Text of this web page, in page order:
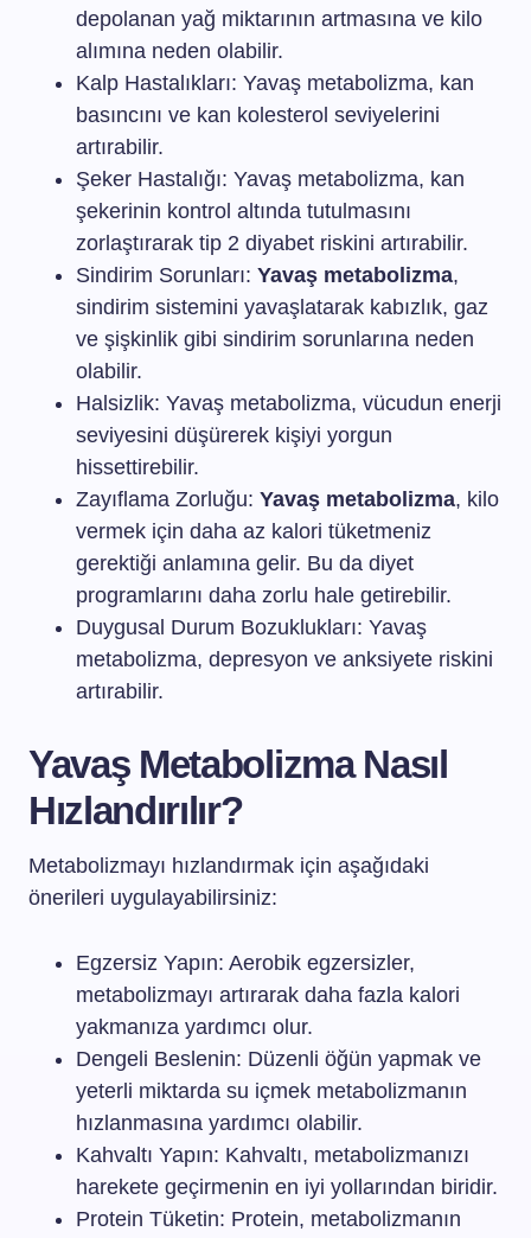
depolanan yağ miktarının artmasına ve kilo
alımına neden olabilir.
Kalp Hastalıkları: Yavaş metabolizma, kan
basıncını ve kan kolesterol seviyelerini
artırabilir.
Şeker Hastalığı: Yavaş metabolizma, kan
şekerinin kontrol altında tutulmasını
zorlaştırarak tip 2 diyabet riskini artırabilir.
Sindirim Sorunları: Yavaş metabolizma,
sindirim sistemini yavaşlatarak kabızlık, gaz
ve şişkinlik gibi sindirim sorunlarına neden
olabilir.
Halsizlik: Yavaş metabolizma, vücudun enerji
seviyesini düşürerek kişiyi yorgun
hissettirebilir.
Zayıflama Zorluğu: Yavaş metabolizma, kilo
vermek için daha az kalori tüketmeniz
gerektiği anlamına gelir. Bu da diyet
programlarını daha zorlu hale getirebilir.
Duygusal Durum Bozuklukları: Yavaş
metabolizma, depresyon ve anksiyete riskini
artırabilir.
Yavaş Metabolizma Nasıl
Hızlandırılır?
Metabolizmayı hızlandırmak için aşağıdaki
önerileri uygulayabilirsiniz:
Egzersiz Yapın: Aerobik egzersizler,
metabolizmayı artırarak daha fazla kalori
yakmanıza yardımcı olur.
Dengeli Beslenin: Düzenli öğün yapmak ve
yeterli miktarda su içmek metabolizmanın
hızlanmasına yardımcı olabilir.
Kahvaltı Yapın: Kahvaltı, metabolizmanızı
harekete geçirmenin en iyi yollarından biridir.
Protein Tüketin: Protein, metabolizmanın